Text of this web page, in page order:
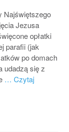
Najświętszego
Jezusa
opłatki
parafii (jak
po domach
udadzą się z
… Czytaj